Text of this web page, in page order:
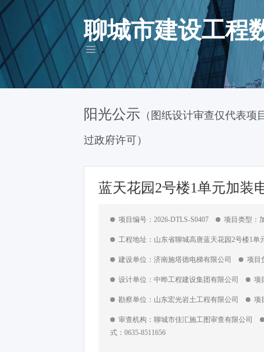
聊城市建设工程
阳光公示 （图纸设计审查仅代表
过政府许可）
蓝天花园2号楼1单元加装
项目编号：2026-DTLS-S0407 项目类型
工程地址：山东省聊城高唐蓝天花园2号楼1单
建设单位：济南施塔德电梯有限公司 项目
设计单位：中晔工程建设集团有限公司 项
勘察单位：山东宏光岩土工程有限公司 项
审查机构：聊城市佳汇施工图审查有限公司
式：0635-8511656